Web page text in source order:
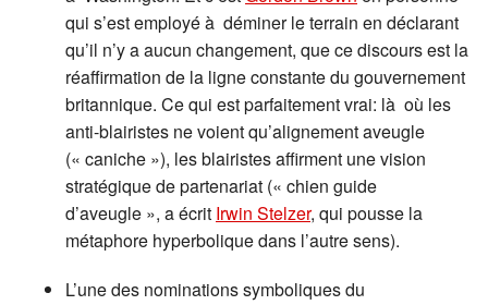
qui s’est employé à déminer le terrain en déclarant
qu’il n’y a aucun changement, que ce discours est la
réaffirmation de la ligne constante du gouvernement
britannique. Ce qui est parfaitement vrai: là où les
anti-blairistes ne voient qu’alignement aveugle
(« caniche »), les blairistes affirment une vision
stratégique de partenariat (« chien guide
d’aveugle », a écrit Irwin Stelzer, qui pousse la
métaphore hyperbolique dans l’autre sens).
L’une des nominations symboliques du